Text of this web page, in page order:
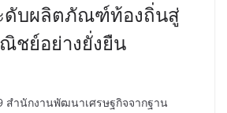
ดับผลิตภัณฑ์ท้องถิ่นสู่
ชย์อย่างยั่งยืน
สำนักงานพัฒนาเศรษฐกิจจากฐาน